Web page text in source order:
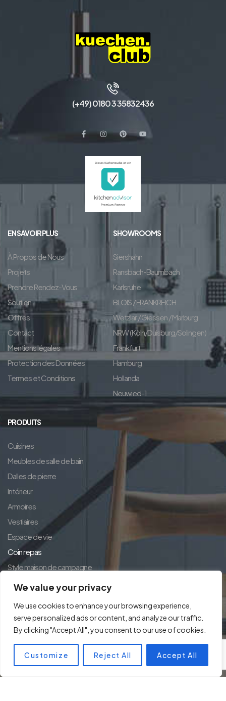
We value your privacy
We use cookies to enhance your browsing experience,
serve personalized ads or content, and analyze our traffic.
By clicking "Accept All", you consent to our use of cookies.
Customize Reject All Accept All
(+49) 0180 3 35832436
EN SAVOIR PLUS
À Propos de Nous
Projets
Prendre Rendez-Vous
Soutien
Offres
Contact
Mentions légales
Protection des Données
Termes et Conditions
SHOWROOMS
Siershahn
Ransbach-Baumbach
Karlsruhe
BLOIS / FRANKREICH
Wetzlar / Giessen / Marburg
NRW (Köln/Duisburg/Solingen)
Frankfurt
Hamburg
Hollanda
Neuwied-1
PRODUITS
Cuisines
Meubles de salle de bain
Dalles de pierre
Intérieur
Armoires
Vestiaires
Espace de vie
Coin repas
Style maison de campagne
exclusif